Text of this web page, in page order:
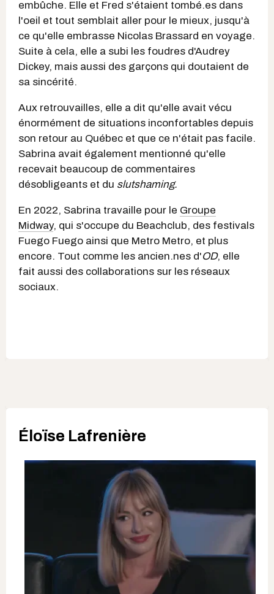
embûche. Elle et Fred s'étaient tombé.es dans
l'oeil et tout semblait aller pour le mieux, jusqu'à
ce qu'elle embrasse Nicolas Brassard en voyage.
Suite à cela, elle a subi les foudres d'Audrey
Dickey, mais aussi des garçons qui doutaient de
sa sincérité.
Aux retrouvailles, elle a dit qu'elle avait vécu
énormément de situations inconfortables depuis
son retour au Québec et que ce n'était pas facile.
Sabrina avait également mentionné qu'elle
recevait beaucoup de commentaires
désobligeants et du slutshaming.
En 2022, Sabrina travaille pour le Groupe
Midway, qui s'occupe du Beachclub, des festivals
Fuego Fuego ainsi que Metro Metro, et plus
encore. Tout comme les ancien.nes d'OD, elle
fait aussi des collaborations sur les réseaux
sociaux.
Éloïse Lafrenière